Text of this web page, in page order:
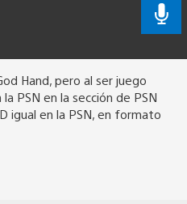
Hand, pero al ser juego
PSN en la sección de PSN
igual en la PSN, en formato